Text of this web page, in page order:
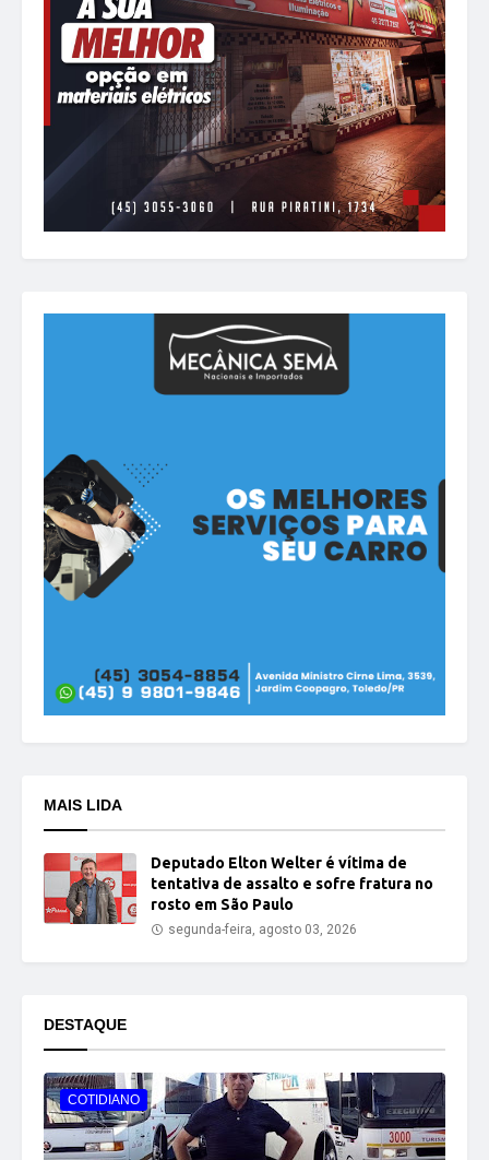
MAIS LIDA
Deputado Elton Welter é vítima de
tentativa de assalto e sofre fratura no
rosto em São Paulo
segunda-feira, agosto 03, 2026
DESTAQUE
COTIDIANO